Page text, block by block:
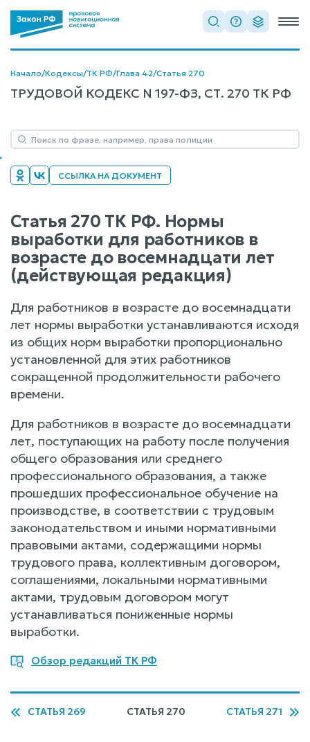
Начало/Кодексы/ТК РФ/Глава 42/Статья 270
ТРУДОВОЙ КОДЕКС N 197-ФЗ, СТ. 270 ТК РФ
ССЫЛКА НА ДОКУМЕНТ
Статья 270 ТК РФ. Нормы
выработки для работников в
возрасте до восемнадцати лет
(действующая редакция)
Для работников в возрасте до восемнадцати
лет нормы выработки устанавливаются исходя
из общих норм выработки пропорционально
установленной для этих работников
сокращенной продолжительности рабочего
времени.
Для работников в возрасте до восемнадцати
лет, поступающих на работу после получения
общего образования или среднего
профессионального образования, а также
прошедших профессиональное обучение на
производстве, в соответствии с трудовым
законодательством и иными нормативными
правовыми актами, содержащими нормы
трудового права, коллективным договором,
соглашениями, локальными нормативными
актами, трудовым договором могут
устанавливаться пониженные нормы
выработки.
Обзор редакций ТК РФ
СТАТЬЯ 269 СТАТЬЯ 270 СТАТЬЯ 271